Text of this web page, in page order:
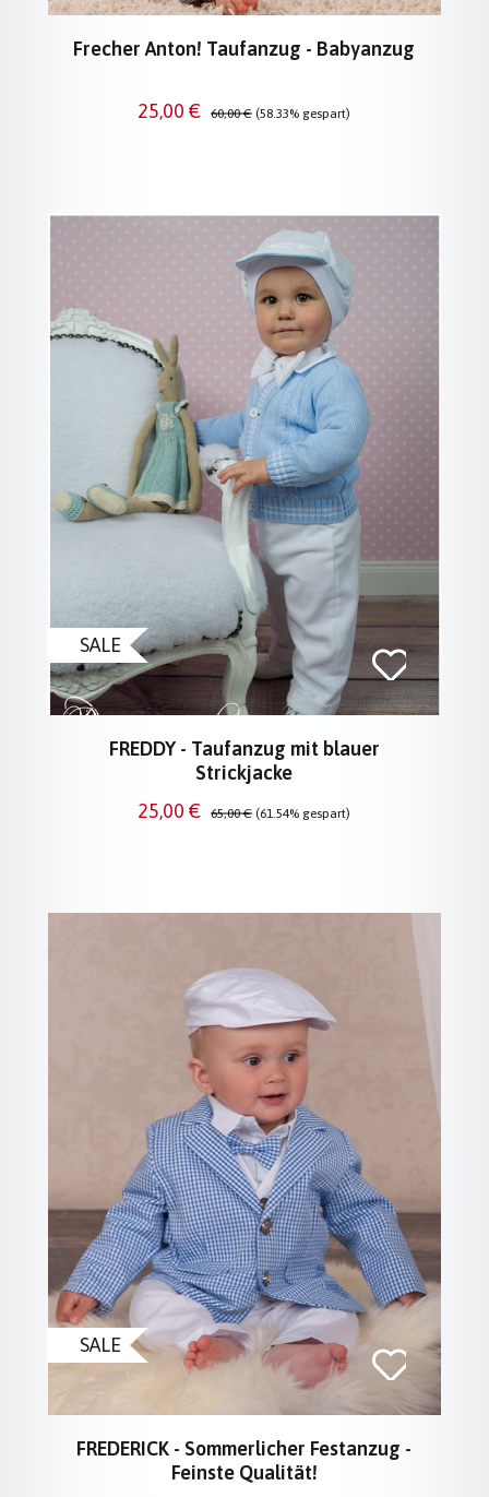
Frecher Anton! Taufanzug - Babyanzug
Verkaufspreis:
25,00 € Regulärer Preis:
60,00 € (58.33% gespart)
SALE
FREDDY - Taufanzug mit blauer
Strickjacke
Verkaufspreis:
25,00 € Regulärer Preis:
65,00 € (61.54% gespart)
SALE
FREDERICK - Sommerlicher Festanzug -
Feinste Qualität!